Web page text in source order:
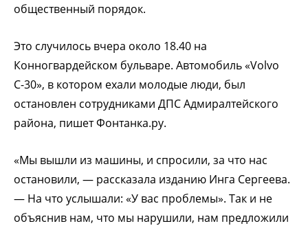
общественный порядок.
Это случилось вчера около 18.40 на
Конногвардейском бульваре. Автомобиль «Volvo
С-30», в котором ехали молодые люди, был
остановлен сотрудниками ДПС Адмиралтейского
района, пишет Фонтанка.ру.
«Мы вышли из машины, и спросили, за что нас
остановили, — рассказала изданию Инга Сергеева.
— На что услышали: «У вас проблемы». Так и не
объяснив нам, что мы нарушили, нам предложили